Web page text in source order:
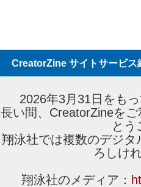
CreatorZine サイトサービス
2026年3月31日をも
長い間、CreatorZineを
とう
翔泳社では複数のデジ
ろしけ
翔泳社のメディア：